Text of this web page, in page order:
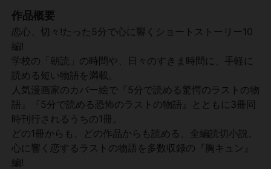
作品概要
恋心、切々!たった5分で心に響くショートストーリー10
編!
学校の「朝読」の時間や、日々のすきま時間に、手軽に
読める短い物語を満載。
人気漫画家のカバー絵で『5分で読める驚愕のラストの物
語』『5分で読める恐怖のラストの物語』とともに3冊同
時刊行されるうちの1冊。
どの1冊からも、どの作品からも読める、全編読切小説。
心に響く恋するラストの物語を多数収録の『胸キュン』
編!